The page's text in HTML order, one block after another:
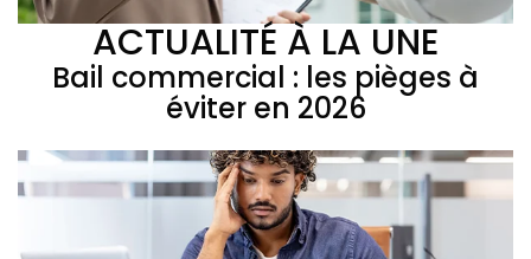
ACTUALITÉ À LA UNE
Bail commercial : les pièges à
éviter en 2026